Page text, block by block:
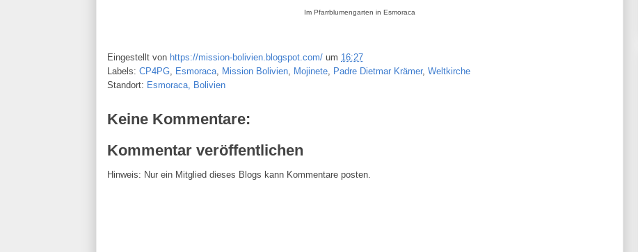
Im Pfarrblumengarten in Esmoraca
Eingestellt von https://mission-bolivien.blogspot.com/ um 16:27
Labels: CP4PG Esmoraca Mission Bolivien Mojinete Padre Dietmar Krämer, Weltkirche
Standort: Esmoraca, Bolivien
Keine Kommentare:
Kommentar veröffentlichen
Hinweis: Nur ein Mitglied dieses Blogs kann Kommentare posten.